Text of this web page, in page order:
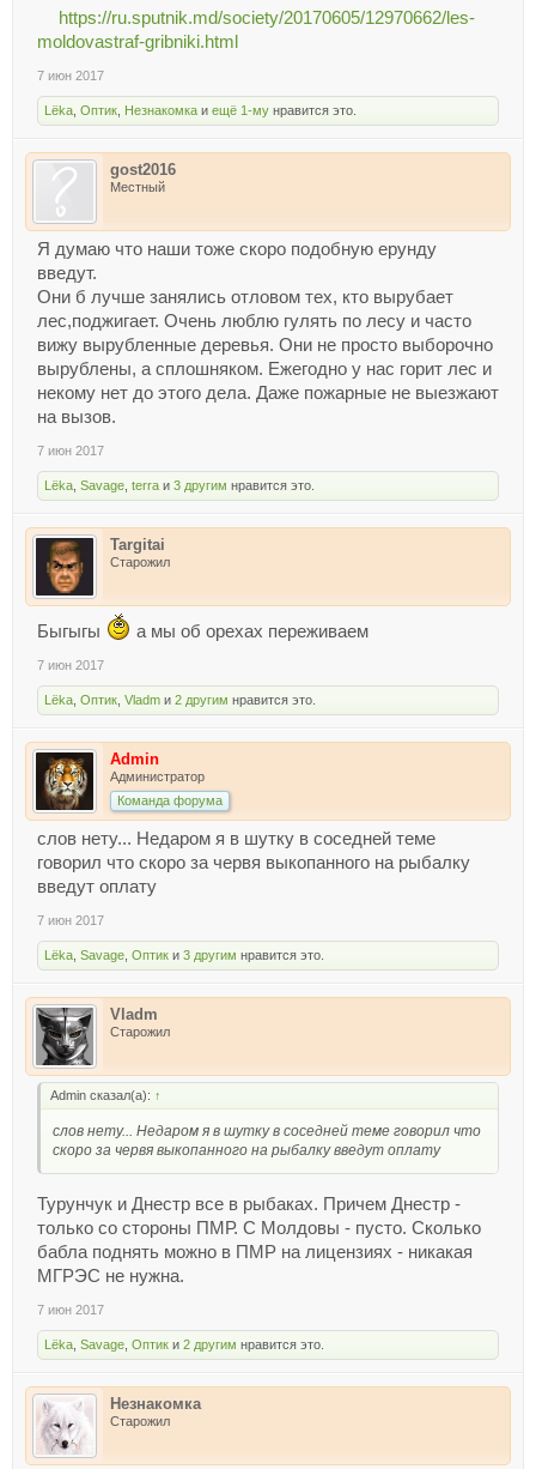
https://ru.sputnik.md/society/20170605/12970662/les-
moldovastraf-gribniki.html
7 июн 2017
Lёka Оптик Незнакомка и ещё 1-му нравится это.
gost2016
Местный
Я думаю что наши тоже скоро подобную ерунду
введут.
Они б лучше занялись отловом тех, кто вырубает
лес,поджигает. Очень люблю гулять по лесу и часто
вижу вырубленные деревья. Они не просто выборочно
вырублены, а сплошняком. Ежегодно у нас горит лес и
некому нет до этого дела. Даже пожарные не выезжают
на вызов.
7 июн 2017
Lёka Savage terra и 3 другим нравится это.
Targitai
Старожил
Быгыгы а мы об орехах переживаем
7 июн 2017
Lёka Оптик Vladm и 2 другим нравится это.
Admin
Администратор
Команда форума
слов нету... Недаром я в шутку в соседней теме
говорил что скоро за червя выкопанного на рыбалку
введут оплату
7 июн 2017
Lёka Savage Оптик и 3 другим нравится это.
Vladm
Старожил
Admin сказал(а): ↑
слов нету... Недаром я в шутку в соседней теме говорил что
скоро за червя выкопанного на рыбалку введут оплату
Турунчук и Днестр все в рыбаках. Причем Днестр -
только со стороны ПМР. С Молдовы - пусто. Сколько
бабла поднять можно в ПМР на лицензиях - никакая
МГРЭС не нужна.
7 июн 2017
Lёka Savage Оптик и 2 другим нравится это.
Незнакомка
Старожил